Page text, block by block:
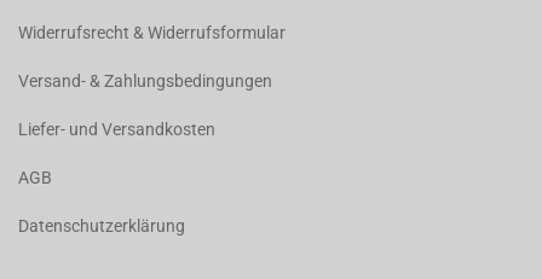
Widerrufsrecht & Widerrufsformular
Versand- & Zahlungsbedingungen
Liefer- und Versandkosten
AGB
Datenschutzerklärung